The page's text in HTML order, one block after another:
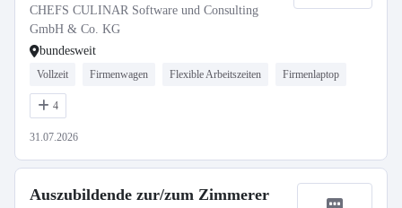
CHEFS CULINAR Software und Consulting
GmbH & Co. KG
bundesweit
Vollzeit Firmenwagen Flexible Arbeitszeiten Firmenlaptop
4
31.07.2026
Auszubildende zur/zum Zimmerer